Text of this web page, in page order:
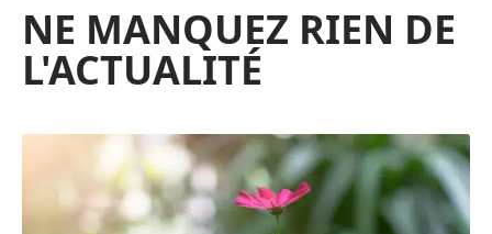
NE MANQUEZ RIEN DE
L'ACTUALITÉ